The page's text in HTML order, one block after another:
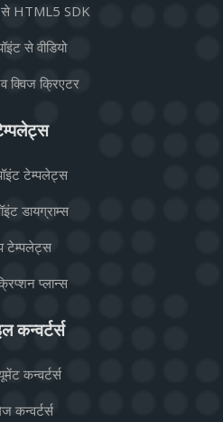
से HTML5 SDK
से वीडियो
क्विज क्रिएटर
टेम्पलेट्स
डायग्राम्स
टेम्पलेट्स
प्लान्स
कन्वर्टर्स
कन्वर्टर्स
कन्वर्टर्स